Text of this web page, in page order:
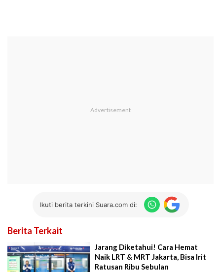
Ikuti berita terkini Suara.com di:
Berita Terkait
Jarang Diketahui! Cara Hemat
Naik LRT & MRT Jakarta, Bisa Irit
Ratusan Ribu Sebulan